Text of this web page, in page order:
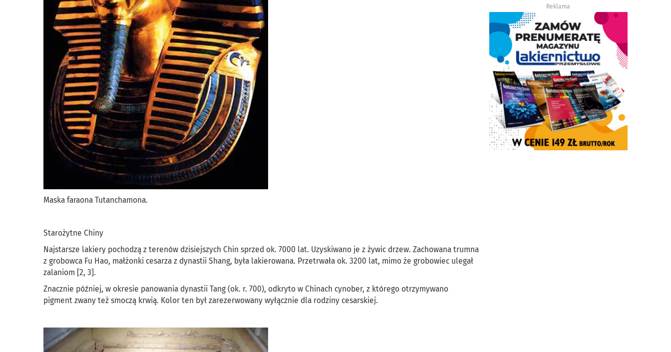
Maska faraona Tutanchamona.
Starożytne Chiny
Najstarsze lakiery pochodzą z terenów dzisiejszych Chin sprzed ok. 7000 lat. Uzyskiwano je z żywic drzew. Zachowana trumna
z grobowca Fu Hao, małżonki cesarza z dynastii Shang, była lakierowana. Przetrwała ok. 3200 lat, mimo że grobowiec ulegał
zalaniom [2, 3].
Znacznie później, w okresie panowania dynastii Tang (ok. r. 700), odkryto w Chinach cynober, z którego otrzymywano
pigment zwany też smoczą krwią. Kolor ten był zarezerwowany wyłącznie dla rodziny cesarskiej.
Reklama